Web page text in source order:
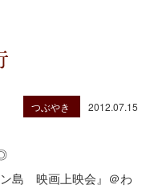
つぶやき 2012.07.15
島 映画上映会』＠わ